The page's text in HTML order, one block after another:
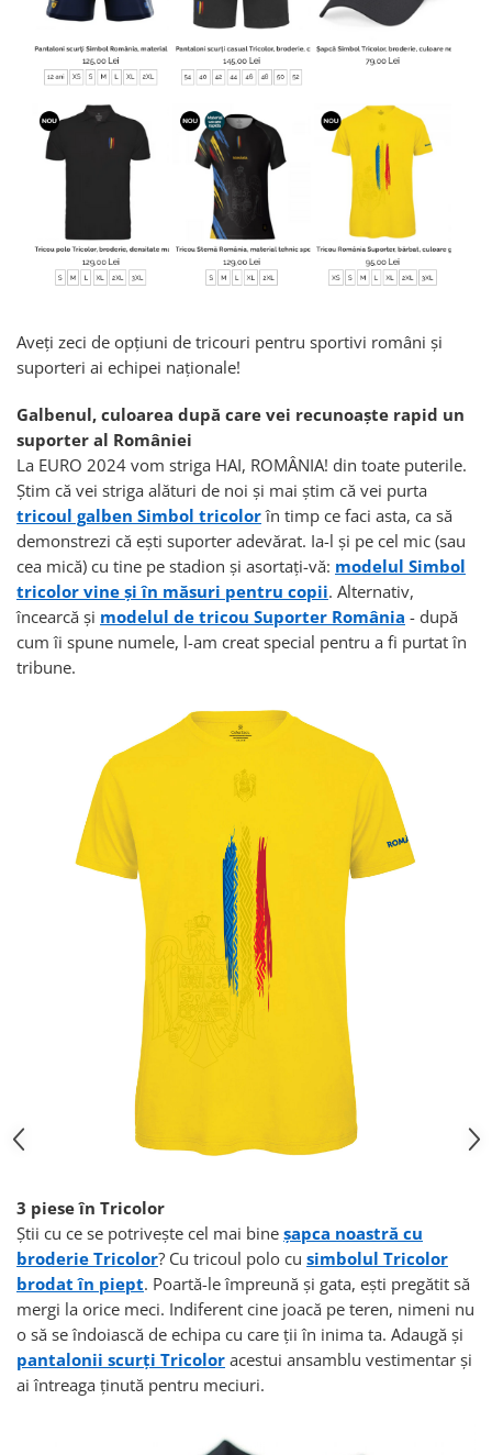
Aveți zeci de opțiuni de tricouri pentru sportivi români și
suporteri ai echipei naționale!
Galbenul, culoarea după care vei recunoaște rapid un
suporter al României
La EURO 2024 vom striga HAI, ROMÂNIA! din toate puterile.
Ştim că vei striga alături de noi şi mai ştim că vei purta
tricoul galben Simbol tricolorîn timp ce faci asta, ca să
demonstrezi că eşti suporter adevărat. Ia-l şi pe cel mic (sau
cea mică) cu tine pe stadion şi asortaţi-vă: modelul Simbol
tricolor vine şi în măsuri pentru copii. Alternativ,
încearcă şi modelul de tricou Suporter România - după
cum îi spune numele, l-am creat special pentru a fi purtat în
tribune.
3 piese în Tricolor
Ştii cu ce se potriveşte cel mai bine şapca noastră cu
broderie Tricolor? Cu tricoul polo cu simbolul Tricolor
brodat în piept. Poartă-le împreună şi gata, eşti pregătit să
mergi la orice meci. Indiferent cine joacă pe teren, nimeni nu
o să se îndoiască de echipa cu care ţii în inima ta. Adaugă şi
pantalonii scurţi Tricolor acestui ansamblu vestimentar şi
ai întreaga ţinută pentru meciuri.